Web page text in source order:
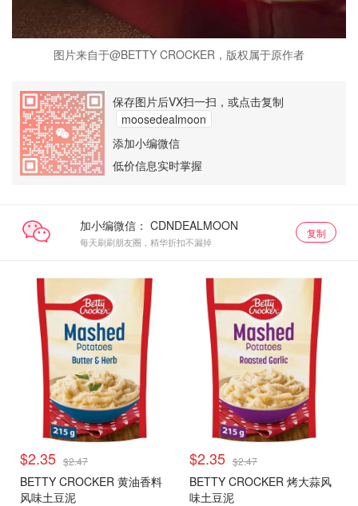
图片来自于@BETTY CROCKER，版权属于原作者
保存图片后VX扫一扫，或点击复制
moosedealmoon
添加小编微信
低价信息实时掌握
加小编微信：
每天刷刷朋友圈，精华折扣不漏掉
复制
$2.35 $2.47
BETTY CROCKER 黄油香料
风味土豆泥
$2.35 $2.47
BETTY CROCKER 烤大蒜风
味土豆泥